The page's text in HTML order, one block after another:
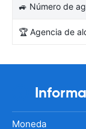
🚙 Número de
🏆 Agencia de
Moneda